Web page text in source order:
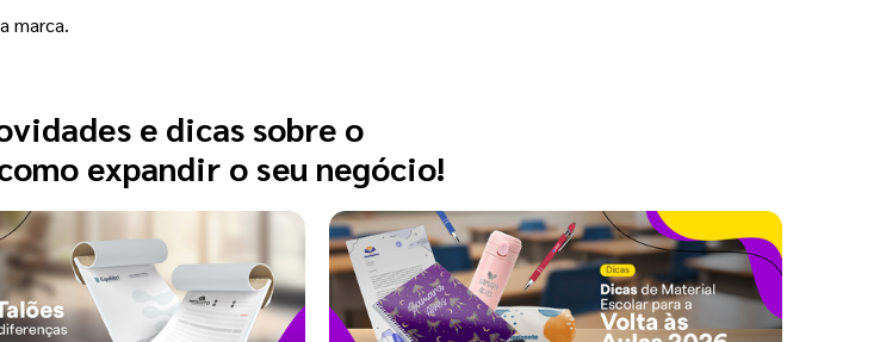
marca.
e dicas sobre o
expandir o seu negócio!